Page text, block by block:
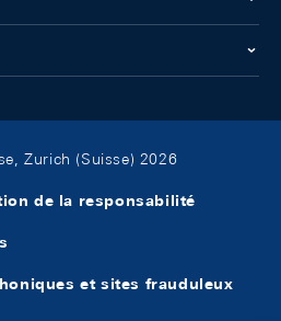
Zurich (Suisse) 2026
de la responsabilité
et sites frauduleux